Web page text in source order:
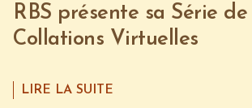
RBS présente sa Série
Collations Virtuelles
LIRE LA SUITE